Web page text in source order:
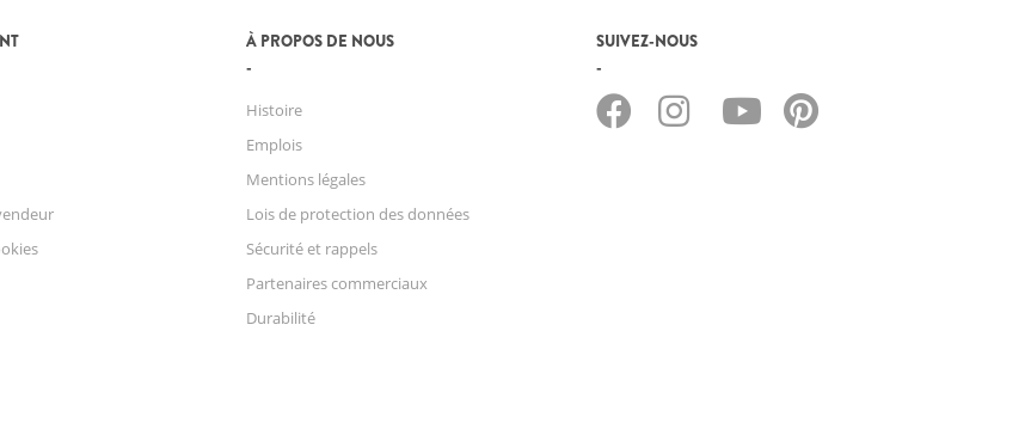
À PROPOS DE NOUS
Histoire
Emplois
Mentions légales
Lois de protection des données
Sécurité et rappels
Partenaires commerciaux
Durabilité
SUIVEZ-NOUS